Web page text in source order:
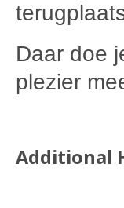
Daar doe
plezier
Additional